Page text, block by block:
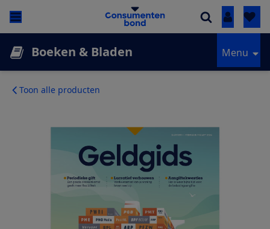
Inloggen
Boeken & Bladen Menu
Toon alle producten